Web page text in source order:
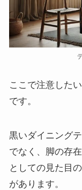
ここで注意した
です。
黒いダイニング
でなく、脚の存
としての見た目
があります。